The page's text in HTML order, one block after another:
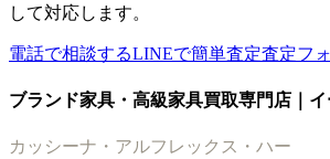
して対応します。
電話で相談するLINEで簡単査定査定フ
ブランド家具・高級家具買取専門店｜
カッシーナ・アルフレックス・ハー